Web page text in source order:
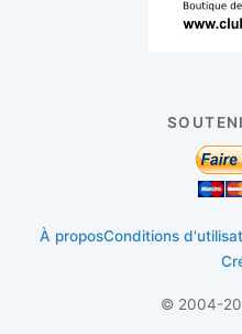
À proposConditions
© 2004-